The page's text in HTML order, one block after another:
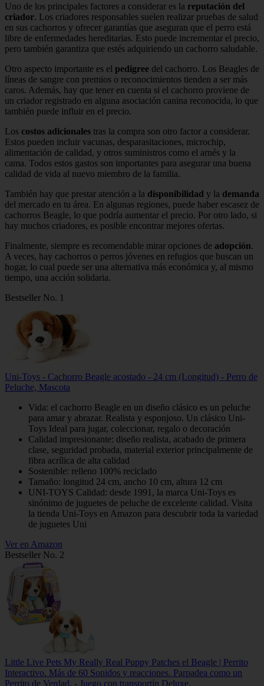
Uno de los principales factores a considerar es la reputación del
criador. Los criadores responsables suelen realizar pruebas de salud
en sus cachorros y ofrecer garantías que aseguran que el perro está
libre de enfermedades hereditarias. Esto puede incrementar el precio,
pero también garantiza que estés adquiriendo un cachorro saludable.
Otro aspecto importante es el pedigree del cachorro. Los Beagles de
líneas de sangre con premios o reconocimientos tienden a ser más
caros. Además, hay que tener en cuenta si el cachorro proviene de
un criador registrado en alguna asociación canina reconocida, lo que
también puede influir en el precio.
Los costos adicionales tras la compra son otro factor a considerar.
Estos pueden incluir vacunas, desparasitaciones, microchip,
alimentación de calidad, y otros suministros como el arnés y la
cama. Todos estos gastos son importantes para asegurar una buena
calidad de vida al nuevo miembro de la familia.
También hay que prestar atención a la disponibilidad y la demanda
del mercado en tu área. En algunas regiones, puede haber escasez de
cachorros Beagle, lo que podría aumentar el precio. Por otro lado, si
hay muchos criadores, es posible encontrar mejores ofertas.
Finalmente, siempre es recomendable mirar opciones de adopción.
A veces, hay cachorros o perros jóvenes en refugios que buscan un
hogar, lo cual puede ser una alternativa más económica y, al mismo
tiempo, una acción solidaria.
Bestseller No. 1
Uni-Toys - Cachorro Beagle acostado - 24 cm (Longitud) - Perro de
Peluche, Mascota
Vida: el cachorro Beagle en un diseño clásico es un peluche
para amar y abrazar. Realista y esponjoso. Un clásico Uni-
Toys Ideal para jugar, coleccionar, regalo o decoración
Calidad impresionante: diseño realista, acabado de primera
clase, seguridad probada, material exterior principalmente de
fibra acrílica de alta calidad
Sostenible: relleno 100% reciclado
Tamaño: longitud 24 cm, ancho 10 cm, altura 12 cm
UNI-TOYS Calidad: desde 1991, la marca Uni-Toys es
sinónimo de juguetes de peluche de excelente calidad. Visita
la tienda Uni-Toys en Amazon para descubrir toda la variedad
de juguetes Uni
Ver en Amazon
Bestseller No. 2
Little Live Pets My Really Real Puppy Patches el Beagle | Perrito
Interactivo. Más de 60 Sonidos y reacciones. Parpadea como un
Perrito de Verdad. - Juego con transportín Deluxe.